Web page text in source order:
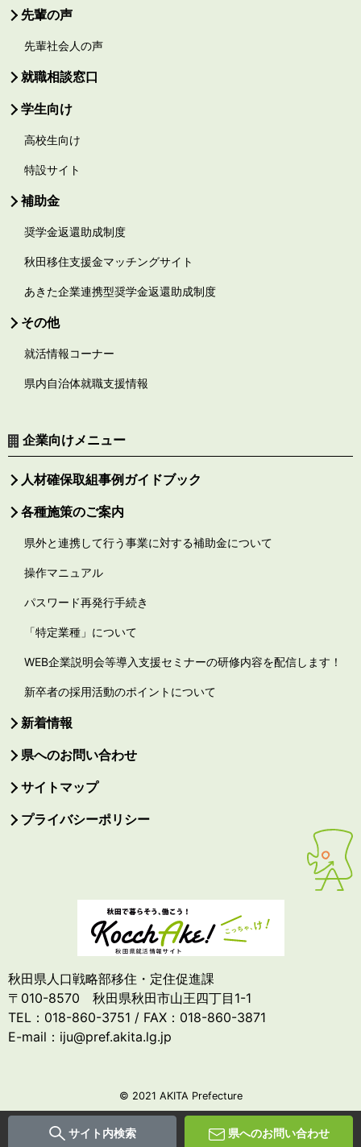
サイト内検索 県へのお問い合わせ
先輩の声
先輩社会人の声
就職相談窓口
学生向け
高校生向け
特設サイト
補助金
奨学金返還助成制度
秋田移住支援金マッチングサイト
あきた企業連携型奨学金返還助成制度
その他
就活情報コーナー
県内自治体就職支援情報
企業向けメニュー
人材確保取組事例ガイドブック
各種施策のご案内
県外と連携して行う事業に対する補助金について
操作マニュアル
パスワード再発行手続き
「特定業種」について
WEB企業説明会等導入支援セミナーの研修内容を配信します！
新卒者の採用活動のポイントについて
新着情報
県へのお問い合わせ
サイトマップ
プライバシーポリシー
秋田県人口戦略部移住・定住促進課
〒010-8570 秋田県秋田市山王四丁目1-1
TEL：018-860-3751 / FAX：018-860-3871
E-mail：iju@pref.akita.lg.jp
© 2021 AKITA Prefecture